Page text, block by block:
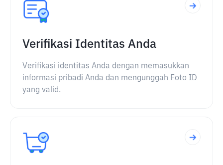
Verifikasi Identitas Anda
Verifikasi identitas Anda dengan memasukkan
informasi pribadi Anda dan mengunggah Foto ID
yang valid.